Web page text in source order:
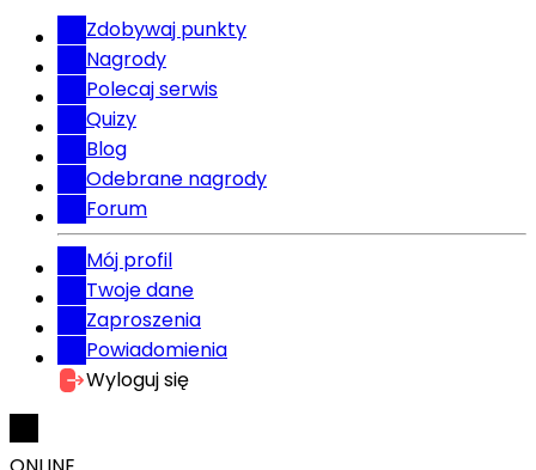
Zdobywaj punkty
Nagrody
Polecaj serwis
Quizy
Blog
Odebrane nagrody
Forum
Mój profil
Twoje dane
Zaproszenia
Powiadomienia
Wyloguj się